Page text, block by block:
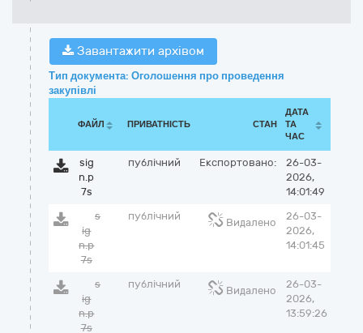
Завантажити архівом
Тип документа: Оголошення про проведення
закупівлі
ФАЙЛ ПРИВАТНІСТЬ СТАН
ДАТА
ТА
ЧАС
sig
n.p
7s
публічний Експортовано:
26-03-
2026,
14:01:49
s
ig
n.p
7s
публічний
Видалено
26-03-
2026,
14:01:45
s
ig
n.p
7s
публічний
Видалено
26-03-
2026,
13:59:26